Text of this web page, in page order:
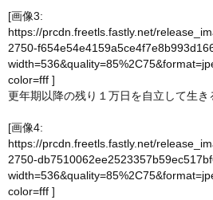
[画像3:
https://prcdn.freetls.fastly.net/
2750-
color=fff ]
更年期以降の残り１万日を自立して生き
[画像4:
https://prcdn.freetls.fastly.net/
2750-
color=fff ]